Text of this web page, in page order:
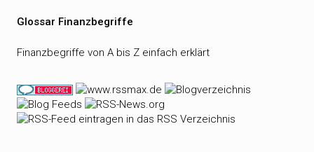
Glossar Finanzbegriffe
Finanzbegriffe von A bis Z einfach erklärt